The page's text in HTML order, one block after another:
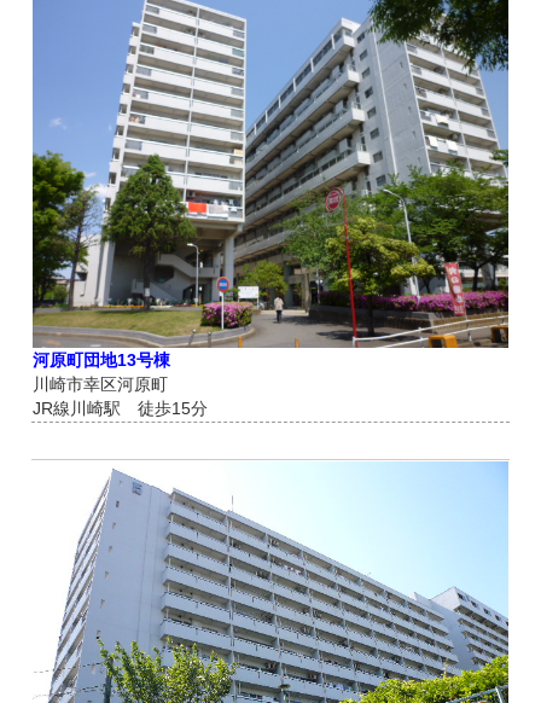
河原町団地13号棟
川崎市幸区河原町
JR線川崎駅 徒歩15分